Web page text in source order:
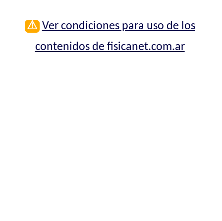
⚠ Ver condiciones para uso de los
contenidos de fisicanet.com.ar